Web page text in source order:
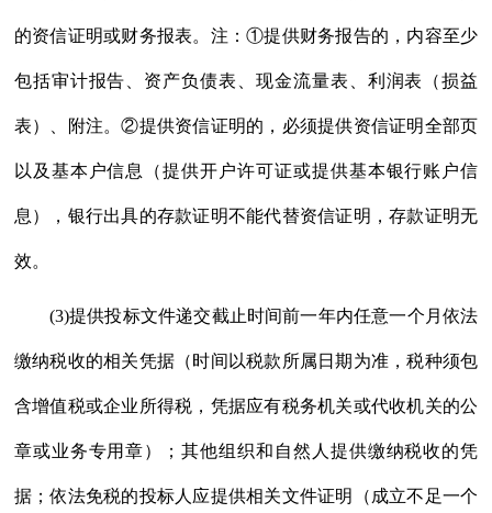
的资信证明或财务报表。注：①提供财务报告的，内容至少
包括审计报告、资产负债表、现金流量表、利润表（损益
表）、附注。②提供资信证明的，必须提供资信证明全部页
以及基本户信息（提供开户许可证或提供基本银行账户信
息），银行出具的存款证明不能代替资信证明，存款证明无
效。
(3)提供投标文件递交截止时间前一年内任意一个月依法
缴纳税收的相关凭据（时间以税款所属日期为准，税种须包
含增值税或企业所得税，凭据应有税务机关或代收机关的公
章或业务专用章）；其他组织和自然人提供缴纳税收的凭
据；依法免税的投标人应提供相关文件证明（成立不足一个